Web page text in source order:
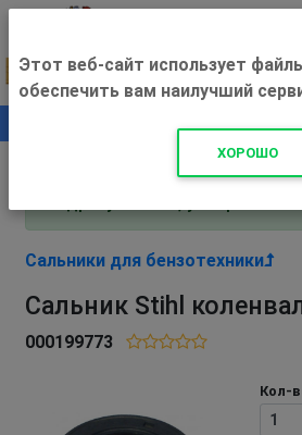
+500 ₽
Внимание! С 3 августа
Сальники для бензотехники
Сальник Stihl
000199773
Кол-
Этот веб-сайт использует
обеспечить вам наилучший
ХОРОШО